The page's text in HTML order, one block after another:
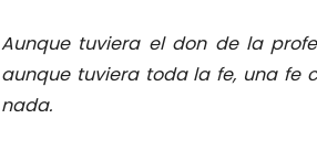
Aunque tuviera el don de la
aunque tuviera toda la fe, una fe
nada.